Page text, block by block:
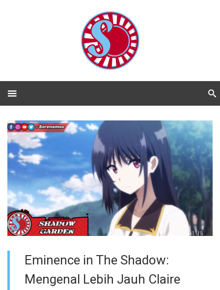
Eminence in The Shadow:
Mengenal Lebih Jauh Claire